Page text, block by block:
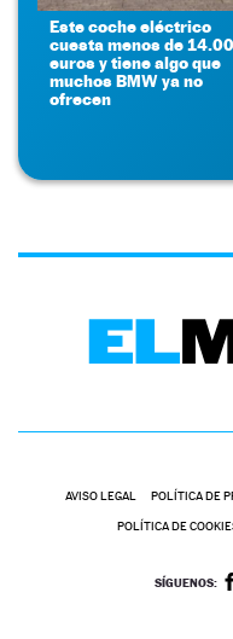
Este coche eléctrico
cuesta menos de
euros y tiene algo que
muchos BMW ya no
ofrecen
AVISO LEGAL POLÍTICA DE
POLÍTICA DE
SÍGUENOS: